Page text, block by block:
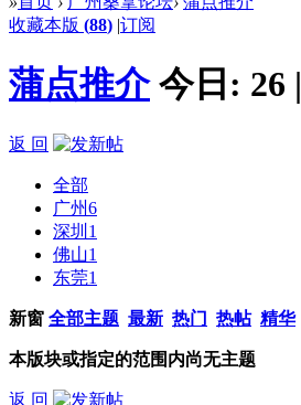
收藏本版 (88) |订阅
蒲点推介 今日: 26 |
返 回
全部
广州6
深圳 1
佛山1
东莞1
新窗 全部主题 最新 热门 热帖 精华
本版块或指定的范围内尚无主题
返 回